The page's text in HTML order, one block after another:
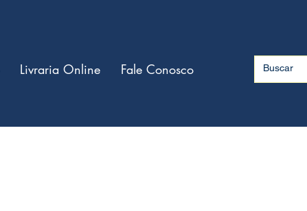
Livraria Online Fale Conosco